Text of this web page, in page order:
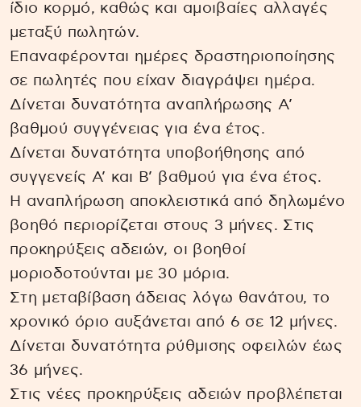
ίδιο κορμό, καθώς και αμοιβαίες αλλαγές
μεταξύ πωλητών.
Επαναφέρονται ημέρες δραστηριοποίησης
σε πωλητές που είχαν διαγράψει ημέρα.
Δίνεται δυνατότητα αναπλήρωσης Α’
βαθμού συγγένειας για ένα έτος.
Δίνεται δυνατότητα υποβοήθησης από
συγγενείς Α’ και Β’ βαθμού για ένα έτος.
Η αναπλήρωση αποκλειστικά από δηλωμένο
βοηθό περιορίζεται στους 3 μήνες. Στις
προκηρύξεις αδειών, οι βοηθοί
μοριοδοτούνται με 30 μόρια.
Στη μεταβίβαση άδειας λόγω θανάτου, το
χρονικό όριο αυξάνεται από 6 σε 12 μήνες.
Δίνεται δυνατότητα ρύθμισης οφειλών έως
36 μήνες.
Στις νέες προκηρύξεις αδειών προβλέπεται